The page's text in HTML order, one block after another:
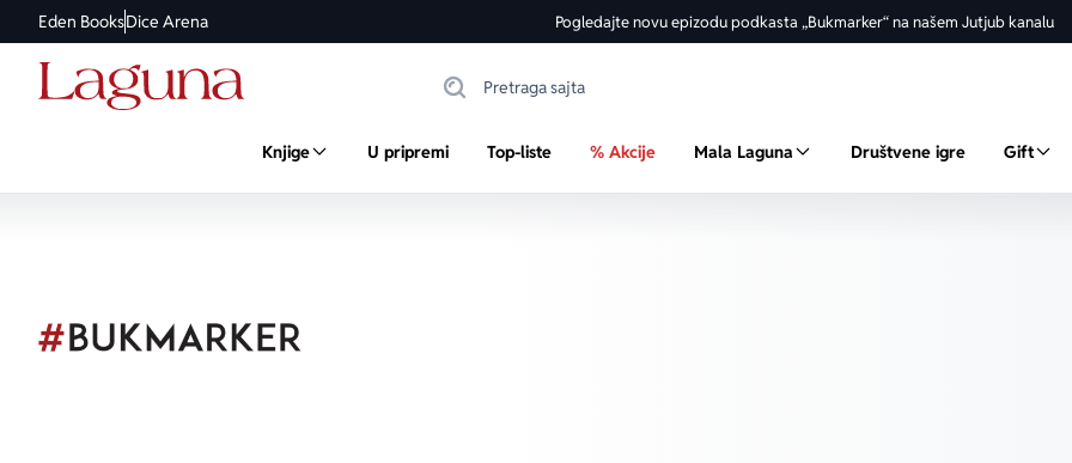
Eden BooksDice Arena Pogledajte novu epizodu podkasta „Bukmarker“ na našem Jutjub kanalu
Knjige U pripremi Top-liste % Akcije Mala Laguna Društvene igre Gift